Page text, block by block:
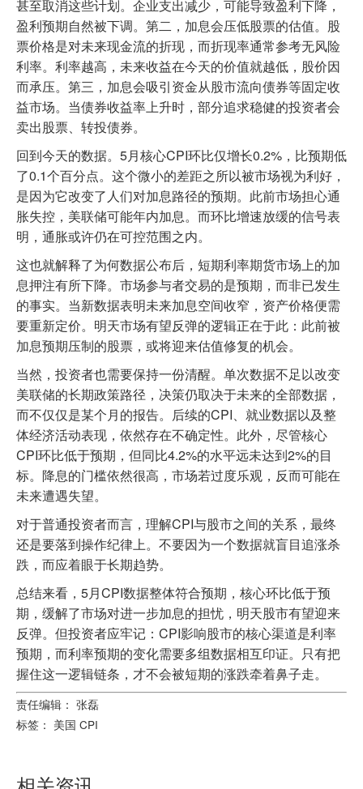
甚至取消这些计划。企业支出减少，可能导致盈利下降，
盈利预期自然被下调。第二，加息会压低股票的估值。股
票价格是对未来现金流的折现，而折现率通常参考无风险
利率。利率越高，未来收益在今天的价值就越低，股价因
而承压。第三，加息会吸引资金从股市流向债券等固定收
益市场。当债券收益率上升时，部分追求稳健的投资者会
卖出股票、转投债券。
回到今天的数据。5月核心CPI环比仅增长0.2%，比预期低
了0.1个百分点。这个微小的差距之所以被市场视为利好，
是因为它改变了人们对加息路径的预期。此前市场担心通
胀失控，美联储可能年内加息。而环比增速放缓的信号表
明，通胀或许仍在可控范围之内。
这也就解释了为何数据公布后，短期利率期货市场上的加
息押注有所下降。市场参与者交易的是预期，而非已发生
的事实。当新数据表明未来加息空间收窄，资产价格便需
要重新定价。明天市场有望反弹的逻辑正在于此：此前被
加息预期压制的股票，或将迎来估值修复的机会。
当然，投资者也需要保持一份清醒。单次数据不足以改变
美联储的长期政策路径，决策仍取决于未来的全部数据，
而不仅仅是某个月的报告。后续的CPI、就业数据以及整
体经济活动表现，依然存在不确定性。此外，尽管核心
CPI环比低于预期，但同比4.2%的水平远未达到2%的目
标。降息的门槛依然很高，市场若过度乐观，反而可能在
未来遭遇失望。
对于普通投资者而言，理解CPI与股市之间的关系，最终
还是要落到操作纪律上。不要因为一个数据就盲目追涨杀
跌，而应着眼于长期趋势。
总结来看，5月CPI数据整体符合预期，核心环比低于预
期，缓解了市场对进一步加息的担忧，明天股市有望迎来
反弹。但投资者应牢记：CPI影响股市的核心渠道是利率
预期，而利率预期的变化需要多组数据相互印证。只有把
握住这一逻辑链条，才不会被短期的涨跌牵着鼻子走。
责任编辑： 张磊
标签： 美国 CPI